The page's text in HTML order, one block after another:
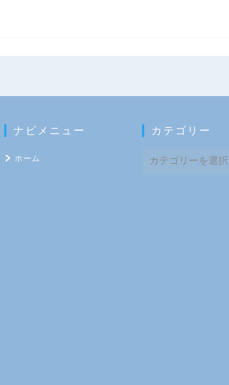
ナビメニュー
ホーム
カテゴリー